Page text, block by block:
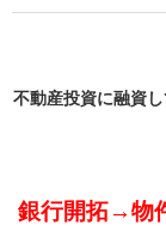
不動産投資に融資
銀行開拓→物